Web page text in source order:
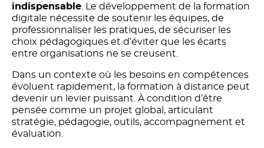
indispensable . Le développement de la formation
digitale nécessite de soutenir les équipes, de
professionnaliser les pratiques, de sécuriser les
choix pédagogiques et d’éviter que les écarts
entre organisations ne se creusent.
Dans un contexte où les besoins en compétences
évoluent rapidement, la formation à distance peut
devenir un levier puissant. À condition d’être
pensée comme un projet global, articulant
stratégie, pédagogie, outils, accompagnement et
évaluation.